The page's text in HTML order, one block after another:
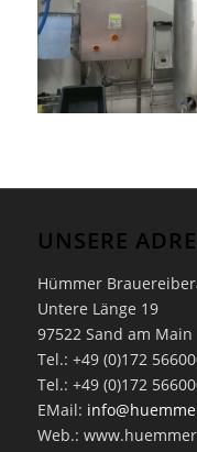
UNSERE
Hümmer
Untere Länge 19
97522 Sand am Main
Tel.: +49 (0)172
Tel.: +49 (0)172
EMail:
Web.: